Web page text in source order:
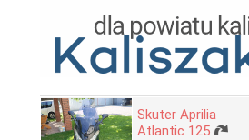
Skuter Aprilia
Atlantic 125